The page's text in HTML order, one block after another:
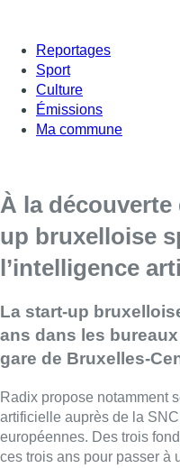
Reportages
Sport
Culture
Émissions
Ma commune
À la découverte
up bruxelloise
l’intelligence
La start-up
ans dans les
gare de Bruxelles-
Radix propose notamment
artificielle auprès de la
européennes. Des trois
ces trois ans pour passer à